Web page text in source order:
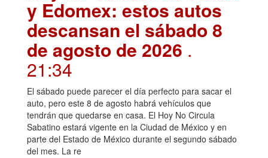
y Edomex: estos autos
descansan el sábado 8
de agosto de 2026 .
21:34
El sábado puede parecer el día perfecto para sacar el
auto, pero este 8 de agosto habrá vehículos que
tendrán que quedarse en casa. El Hoy No Circula
Sabatino estará vigente en la Ciudad de México y en
parte del Estado de México durante el segundo sábado
del mes. La re